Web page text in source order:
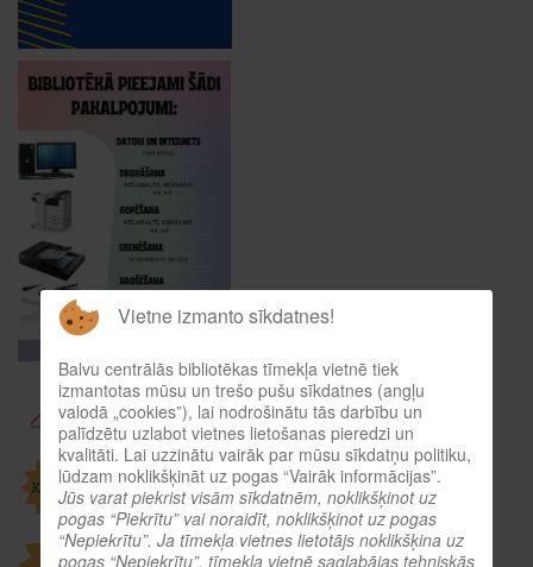
Vietne izmanto sīkdatnes!
Balvu centrālās bibliotēkas tīmekļa vietnē tiek
izmantotas mūsu un trešo pušu sīkdatnes (angļu
valodā „cookies”), lai nodrošinātu tās darbību un
palīdzētu uzlabot vietnes lietošanas pieredzi un
kvalitāti. Lai uzzinātu vairāk par mūsu sīkdatņu politiku,
lūdzam noklikšķināt uz pogas “Vairāk informācijas”.
Jūs varat piekrist visām sīkdatnēm, noklikšķinot uz
pogas “Piekrītu” vai noraidīt, noklikšķinot uz pogas
“Nepiekrītu”. Ja tīmekļa vietnes lietotājs noklikšķina uz
pogas “Nepiekrītu”, tīmekļa vietnē saglabājas tehniskās